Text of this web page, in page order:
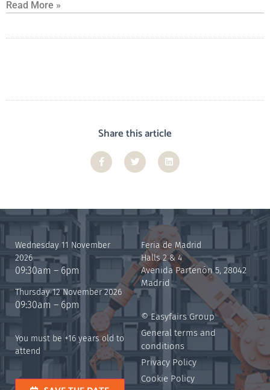
Read More »
Share this article
Wednesday 11 November
2026
09:30am – 6pm
Thursday 12 November 2026
09:30am – 6pm
You must be +16 years old to
attend
Feria de Madrid
Halls 2 & 4
Avenida Partenón 5, 28042
Madrid
© Easyfairs Group
General terms and
conditions
Privacy Policy
Cookie Policy